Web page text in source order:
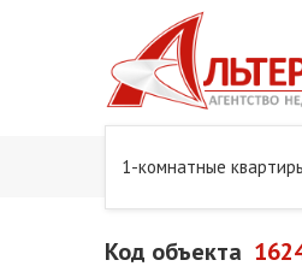
1-комнатные
Главная Предложения
Код объекта